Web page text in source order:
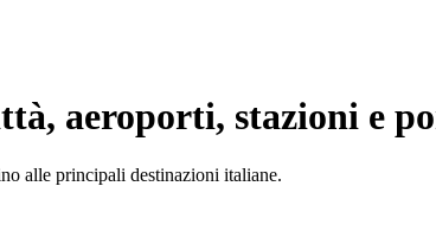
aeroporti, stazioni e
alle principali destinazioni italiane.